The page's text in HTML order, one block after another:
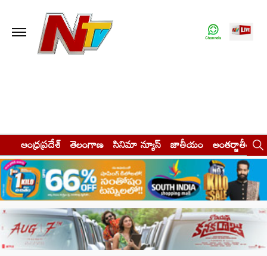
ఆంధ్రప్రదేశ్ తెలంగాణ సినిమా న్యూస్ జాతీయం అంతర్జాతీయం